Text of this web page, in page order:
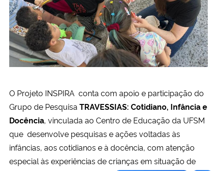
O Projeto INSPIRA conta com apoio e participação do
Grupo de Pesquisa TRAVESSIAS: Cotidiano, Infância e
Docência, vinculada ao Centro de Educação da UFSM
que desenvolve pesquisas e ações voltadas às
infâncias, aos cotidianos e à docência, com atenção
especial às experiências de crianças em situação de